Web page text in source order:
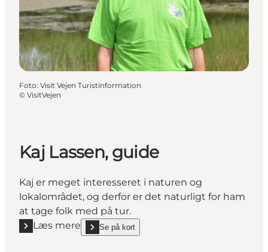
Foto: Visit Vejen Turistinformation
© VisitVejen
Kaj Lassen, guide
Kaj er meget interesseret i naturen og
lokalområdet, og derfor er det naturligt for ham
at tage folk med på tur.
Læs mere
Læs mere "Kaj Lassen, guide"
Se på kort
show Kaj Lassen, guide on_map